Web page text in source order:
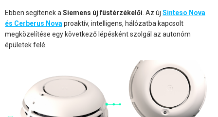
Ebben segítenek a Siemens új füstérzékelői . Az új Sinteso Nova
és Cerberus Nova proaktív, intelligens, hálózatba kapcsolt
megközelítése egy következő lépésként szolgál az autonóm
épületek felé.